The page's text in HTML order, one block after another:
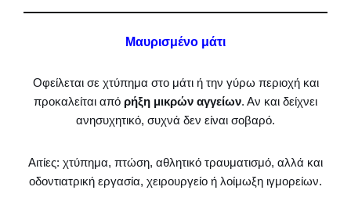
Μαυρισμένο μάτι
Οφείλεται σε χτύπημα στο μάτι ή την γύρω περιοχή και
προκαλείται από ρήξη μικρών αγγείων. Αν και δείχνει
ανησυχητικό, συχνά δεν είναι σοβαρό.
Αιτίες: χτύπημα, πτώση, αθλητικό τραυματισμό, αλλά και
οδοντιατρική εργασία, χειρουργείο ή λοίμωξη ιγμορείων.